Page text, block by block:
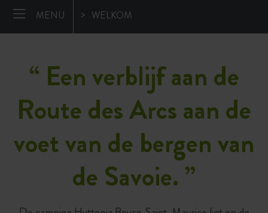
MENU WELKOM
“ Een verblijf aan de
Route des Arcs aan de
voet van de bergen van
de Savoie. ”